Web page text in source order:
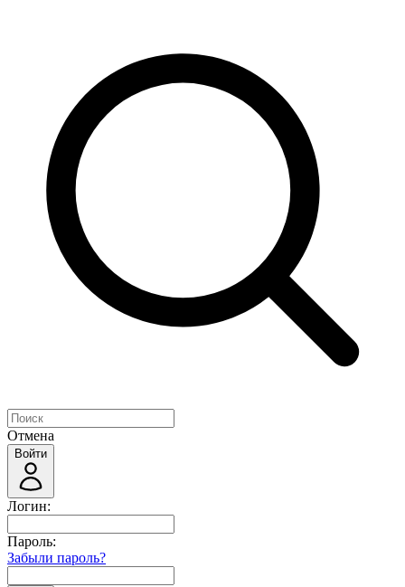
Отмена
Войти
Логин:
Пароль:
Забыли пароль?